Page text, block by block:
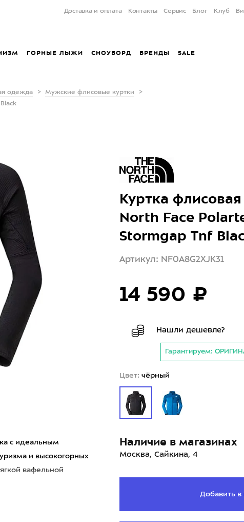
Доставка и оплата Контакты Сервис Блог Клуб
ГОРНЫЕ ЛЫЖИ СНОУБОРД БРЕНДЫ SALE
одежда
Мужские флисовые куртки
с идеальным
и высокогорных
вафельной
Куртка
North Face
Stormgap Tnf
Артикул: NF0A8G2XJK31
14 590 ₽
Нашли дешевле?
Гарантируем:
Цвет: чёрный
Наличие в магазинах
Москва, Сайкина, 4
Добавить в